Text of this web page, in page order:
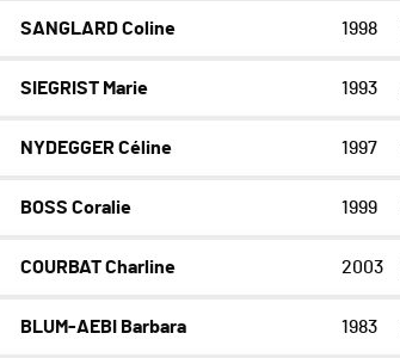
SANGLARD Coline 1998
SIEGRIST Marie 1993
NYDEGGER Céline 1997
BOSS Coralie 1999
COURBAT Charline 2003
BLUM-AEBI Barbara 1983